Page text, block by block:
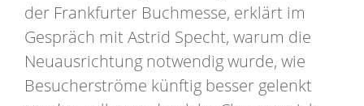
der Frankfurter Buchmesse, erklärt im
Gespräch mit Astrid Specht, warum die
Neuausrichtung notwendig wurde, wie
Besucherströme künftig besser gelenkt